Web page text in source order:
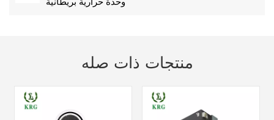
منتجات ذات صله